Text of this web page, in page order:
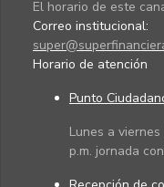
El horario de este
Correo institucional:
Horario de atención
Punto
Lunes a
p.m. jornada